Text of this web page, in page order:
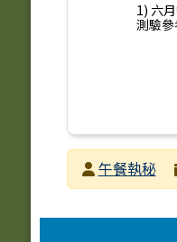
1) 六
測驗
發布者午餐執秘